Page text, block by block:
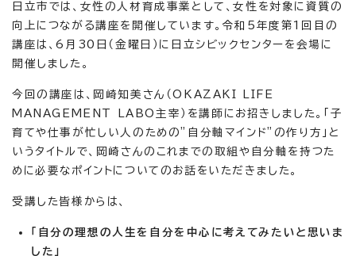
日立市では、女性の人材育成事業として、女性を対象に資質の
向上につながる講座を開催しています。令和5年度第1回目の
講座は、6月30日（金曜日）に日立シビックセンターを会場に
開催しました。
今回の講座は、岡崎知美さん（OKAZAKI LIFE
MANAGEMENT LABO主宰）を講師にお招きしました。「子
育てや仕事が忙しい人のための”自分軸マインド”の作り方」と
いうタイトルで、岡崎さんのこれまでの取組や自分軸を持つた
めに必要なポイントについてのお話をいただきました。
受講した皆様からは、
「自分の理想の人生を自分を中心に考えてみたいと思いま
した」